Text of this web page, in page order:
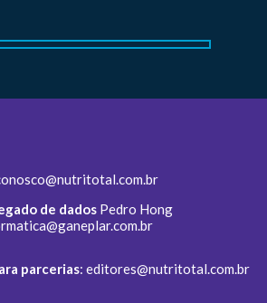
de dados Pedro Hong
parcerias: editores@nutritotal.com.br